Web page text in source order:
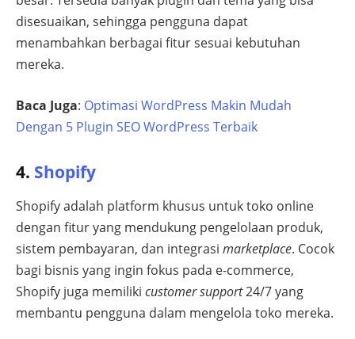
disesuaikan, sehingga pengguna dapat
menambahkan berbagai fitur sesuai kebutuhan
mereka.
Baca Juga: Optimasi WordPress Makin Mudah
Dengan 5 Plugin SEO WordPress Terbaik
4. Shopify
Shopify adalah platform khusus untuk toko online
dengan fitur yang mendukung pengelolaan produk,
sistem pembayaran, dan integrasi marketplace. Cocok
bagi bisnis yang ingin fokus pada e-commerce,
Shopify juga memiliki customer support24/7 yang
membantu pengguna dalam mengelola toko mereka.